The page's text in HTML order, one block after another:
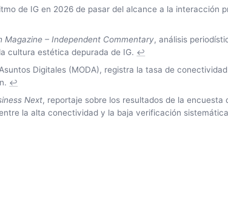
de IG en 2026 de pasar del alcance a la interacción
Magazine – Independent Commentary, análisis
cultura estética depurada de IG. ↩
Digitales (MODA), registra la tasa de
↩
Next, reportaje sobre los resultados de la encuesta
la alta conectividad y la baja verificación